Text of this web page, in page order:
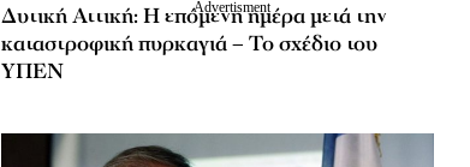
Δυτική Αττική: Η επόμενη ημέρα μετά την
καταστροφική πυρκαγιά – Το σχέδιο του
ΥΠΕΝ